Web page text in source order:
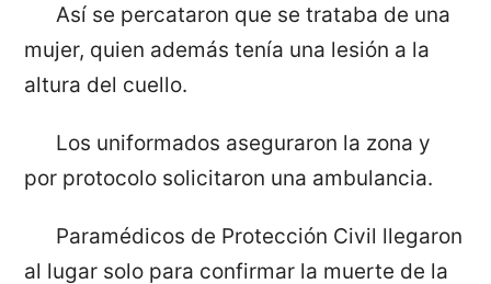
Así se percataron que se trataba de una
mujer, quien además tenía una lesión a la
altura del cuello.
Los uniformados aseguraron la zona y
por protocolo solicitaron una ambulancia.
Paramédicos de Protección Civil llegaron
al lugar solo para confirmar la muerte de la